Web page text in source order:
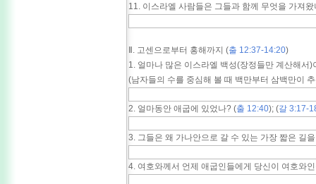
11. 이스라엘 사람들은 그들과 함께 무엇을 가져왔
Ⅱ. 고센으로부터 홍해까지 (출 12:37-14:20)
1. 얼마나 많은 이스라엘 백성(장정들만 계산해서)
(남자들의 수를 중심해 볼 때 백만부터 삼백만이
2. 얼마동안 애굽에 있었나? (출 12:40); (갈 3:17-
3. 그들은 왜 가나안으로 갈 수 있는 가장 짧은 길
4. 여호와께서 언제 애굽인들에게 당신이 여호와